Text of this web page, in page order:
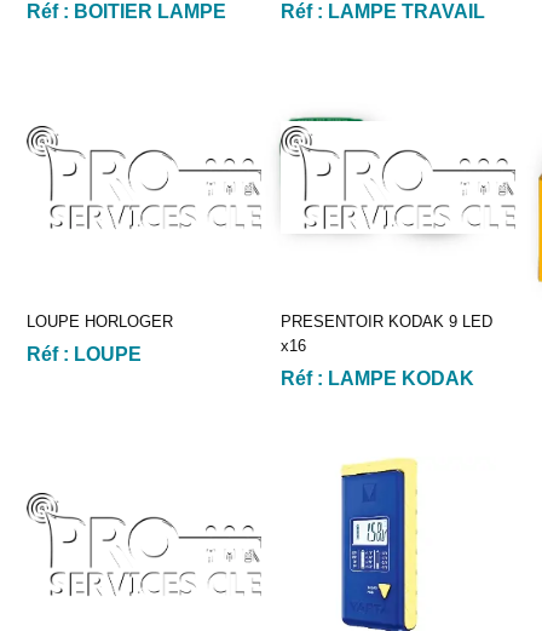
Réf : BOITIER LAMPE Réf : LAMPE TRAVAIL
LOUPE HORLOGER
Réf : LOUPE
PRESENTOIR KODAK 9 LED
x16
Réf : LAMPE KODAK